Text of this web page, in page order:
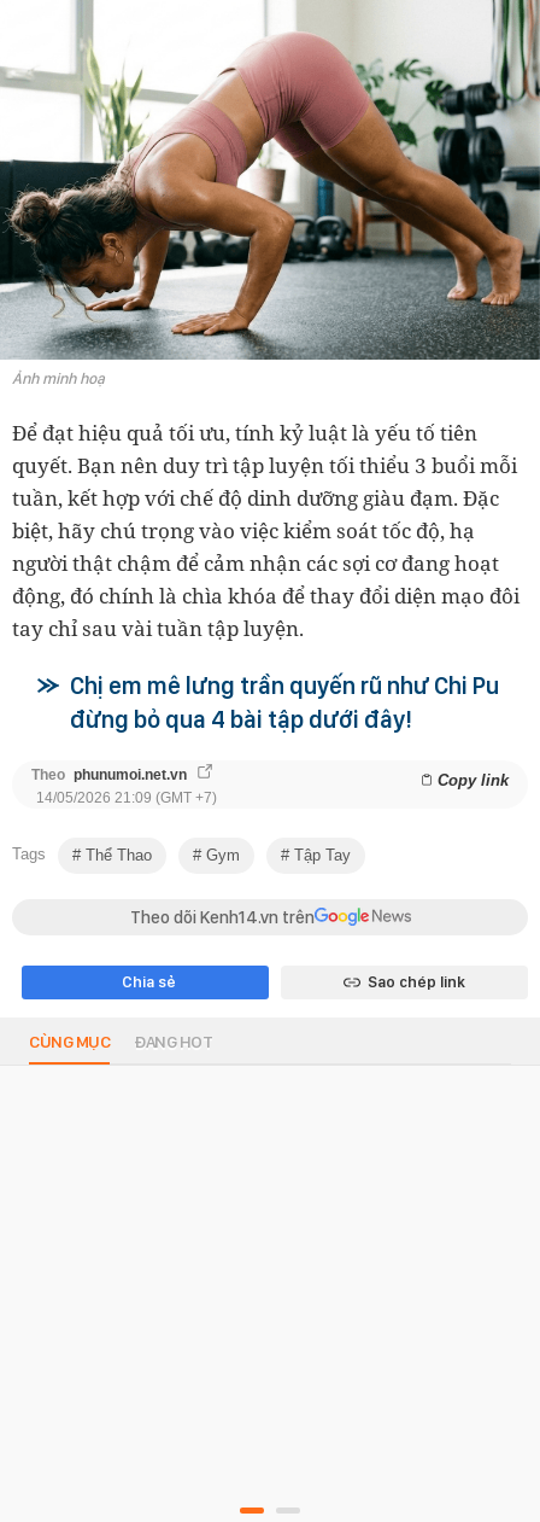
Ảnh minh hoạ
Để đạt hiệu quả tối ưu, tính kỷ luật là yếu tố tiên
quyết. Bạn nên duy trì tập luyện tối thiểu 3 buổi mỗi
tuần, kết hợp với chế độ dinh dưỡng giàu đạm. Đặc
biệt, hãy chú trọng vào việc kiểm soát tốc độ, hạ
người thật chậm để cảm nhận các sợi cơ đang hoạt
động, đó chính là chìa khóa để thay đổi diện mạo đôi
tay chỉ sau vài tuần tập luyện.
Chị em mê lưng trần quyến rũ như Chi Pu
đừng bỏ qua 4 bài tập dưới đây!
Theo phunumoi.net.vn Copy link
14/05/2026 21:09 (GMT +7)
Tags Thể Thao Gym Tập Tay
Theo dõi Kenh14.vn trên
Chia sẻ Sao chép link
CÙNG MỤC ĐANG HOT